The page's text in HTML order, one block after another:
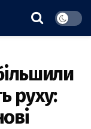
руху: